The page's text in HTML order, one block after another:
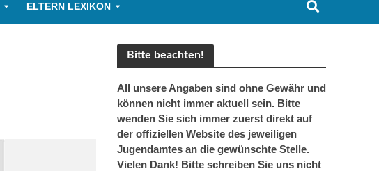
ELTERN LEXIKON
Bitte beachten!
All unsere Angaben sind ohne Gewähr und
können nicht immer aktuell sein. Bitte
wenden Sie sich immer zuerst direkt auf
der offiziellen Website des jeweiligen
Jugendamtes an die gewünschte Stelle.
Vielen Dank! Bitte schreiben Sie uns nicht